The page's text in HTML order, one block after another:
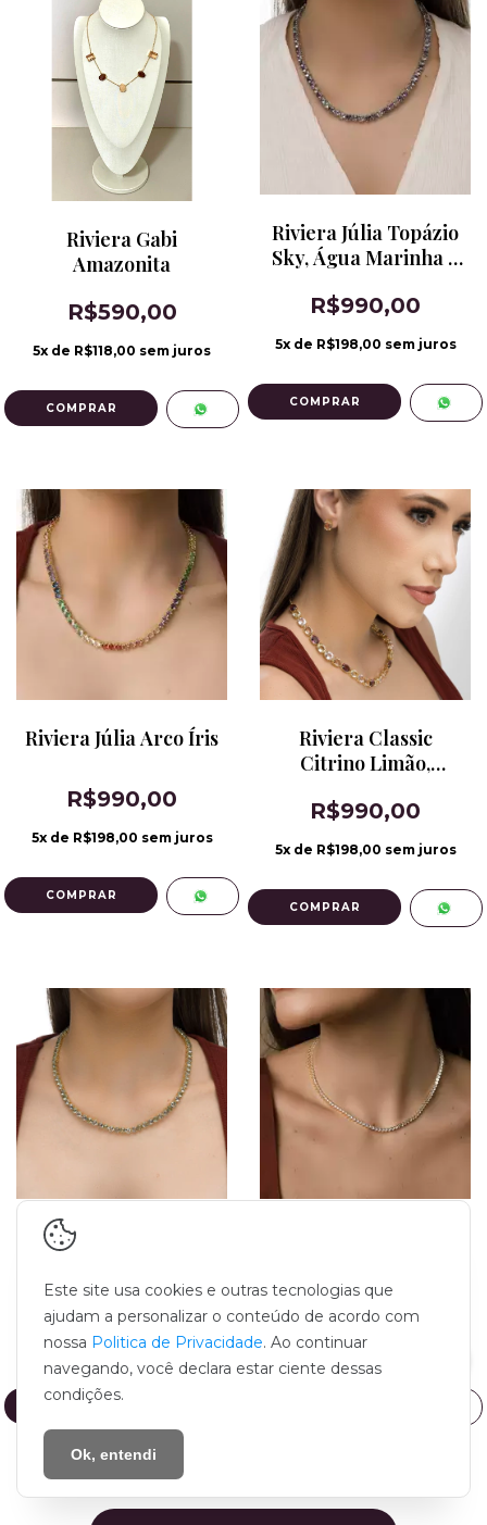
Riviera Gabi
Amazonita
R$590,00
5x de R$118,00 sem juros
Riviera Júlia Topázio
Sky, Água Marinha e
Ródio
R$990,00
5x de R$198,00 sem juros
Riviera Júlia Arco Íris
R$990,00
5x de R$198,00 sem juros
Riviera Classic
Citrino Limão,
Kunzita e Morganita
R$990,00
5x de R$198,00 sem juros
Riviera Júlia Acqua,
Marinha
R$990,00
x deR$198,00sem juros
R$790,00
5x deR$158,00
Este site usa cookies e outras tecnologias que
ajudam a personalizar o conteúdo de acordo com
nossa Politica de Privacidade. Ao continuar
navegando, você declara estar ciente dessas
condições.
Ok, entendi